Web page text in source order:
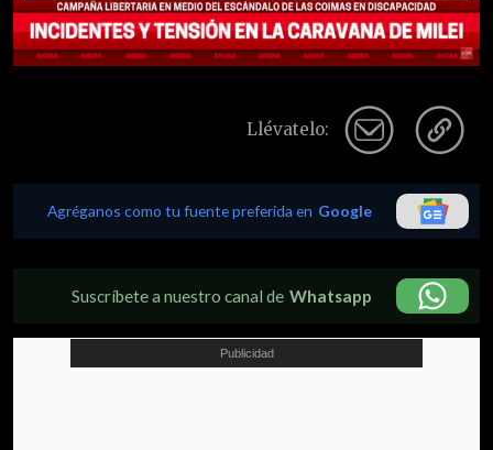
Llévatelo:
Agréganos como tu fuente preferida en Google
Suscríbete a nuestro canal de Whatsapp